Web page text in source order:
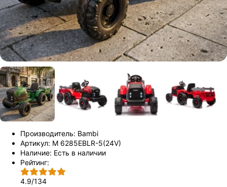
Производитель: Bambi
Артикул: M 6285EBLR-5(24V)
Наличие: Есть в наличии
Рейтинг:
4.9/134